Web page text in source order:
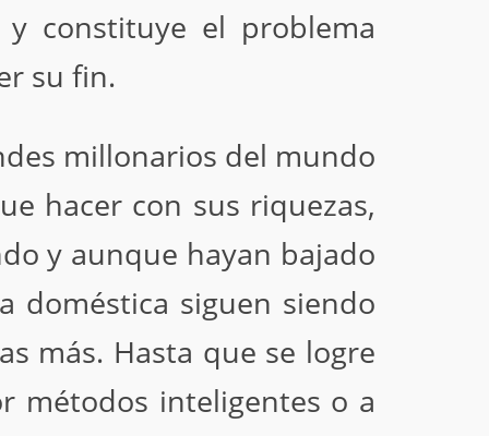
constituye el problema
su fin.
millonarios del mundo
hacer con sus riquezas,
y aunque hayan bajado
doméstica siguen siendo
más. Hasta que se logre
métodos inteligentes o a